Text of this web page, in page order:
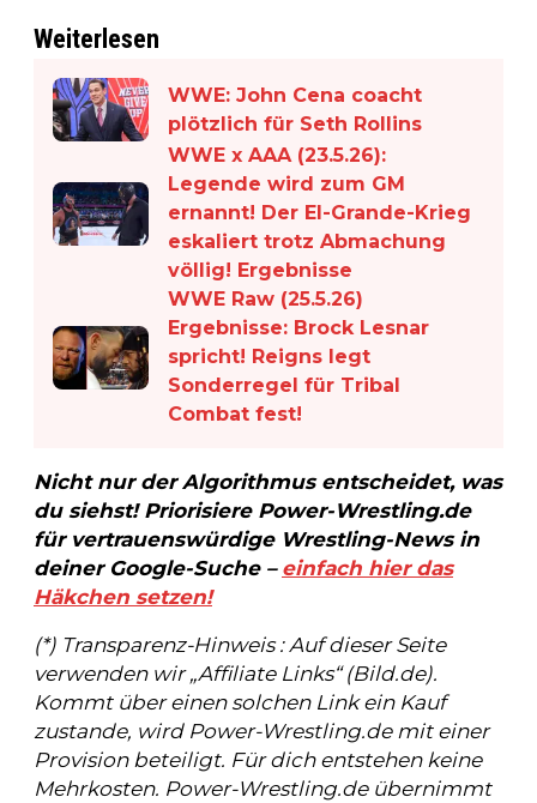
Weiterlesen
WWE: John Cena coacht
plötzlich für Seth Rollins
WWE x AAA (23.5.26):
Legende wird zum GM
ernannt! Der El-Grande-Krieg
eskaliert trotz Abmachung
völlig! Ergebnisse
WWE Raw (25.5.26)
Ergebnisse: Brock Lesnar
spricht! Reigns legt
Sonderregel für Tribal
Combat fest!
Nicht nur der Algorithmus entscheidet, was
du siehst! Priorisiere Power-Wrestling.de
für vertrauenswürdige Wrestling-News in
deiner Google-Suche – einfach hier das
Häkchen setzen!
(*) Transparenz-Hinweis : Auf dieser Seite
verwenden wir „Affiliate Links“ (Bild.de).
Kommt über einen solchen Link ein Kauf
zustande, wird Power-Wrestling.de mit einer
Provision beteiligt. Für dich entstehen keine
Mehrkosten. Power-Wrestling.de übernimmt